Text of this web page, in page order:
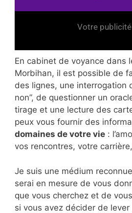
Votre
En cabinet de voyance dans
Morbihan, il est possible de
des lignes, une interrogation
non”, de questionner un
tirage et une lecture des
peux vous fournir des
domaines de votre vie :
vos rencontres, votre
Je suis une médium
serai en mesure de vous
que vous cherchez et de
si vous avez décider de